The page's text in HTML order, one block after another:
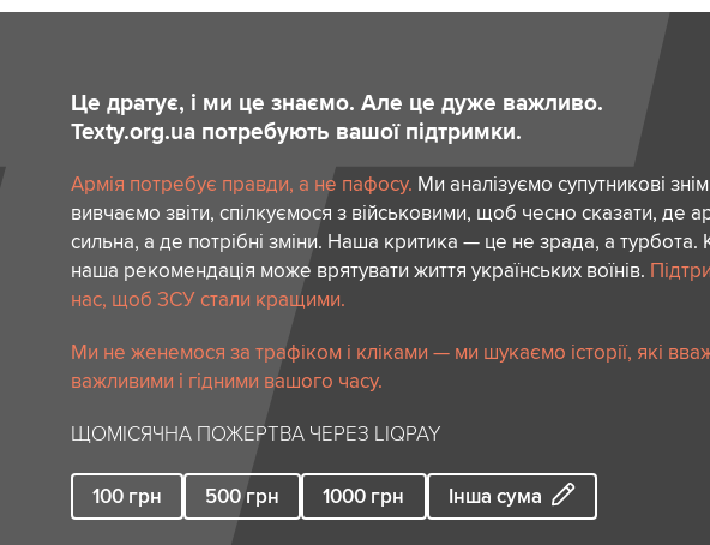
Це дратує, і ми це знаємо. Але це дуже важливо.
Texty.org.ua потребують вашої підтримки.
Армія потребує правди, а не пафосу. Ми аналізуємо супутникові
вивчаємо звіти, спілкуємося з військовими, щоб чесно сказати, де
сильна, а де потрібні зміни. Наша критика — це не зрада, а турбота.
наша рекомендація може врятувати життя українських воїнів.
нас, щоб ЗСУ стали кращими.
Ми не женемося за трафіком і кліками — ми шукаємо історії, які
важливими і гідними вашого часу.
ЩОМІСЯЧНА ПОЖЕРТВА ЧЕРЕЗ LIQPAY
100 грн 500грн 1000 грн Інша сума